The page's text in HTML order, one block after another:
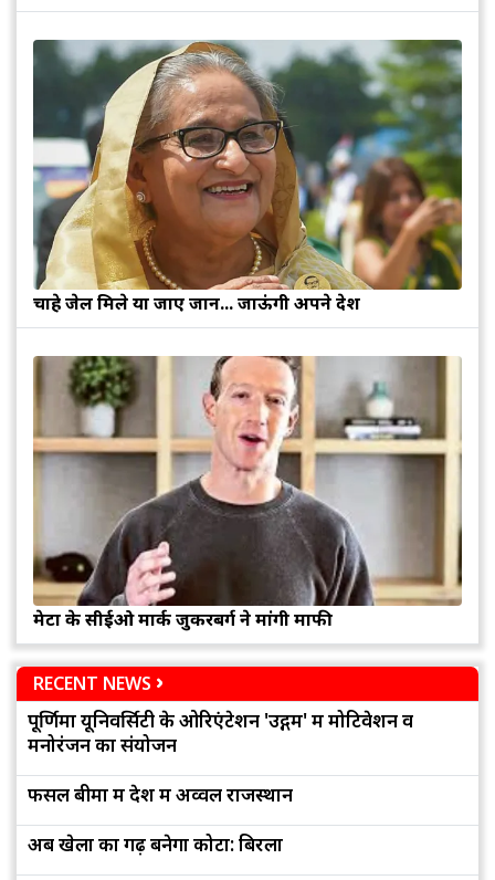
चाहे जेल मिले या जाए जान... जाऊंगी अपने देश
मेटा के सीईओ मार्क जुकरबर्ग ने मांगी माफी
RECENT NEWS
पूर्णिमा यूनिवर्सिटी के ओरिएंटेशन 'उद्गम' में मोटिवेशन व
मनोरंजन का संयोजन
फसल बीमा में देश में अव्वल राजस्थान
अब खेलों का गढ़ बनेगा कोटा: बिरला